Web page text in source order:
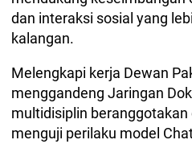
dan interaksi sosial yang
kalangan.
Melengkapi kerja Dewan
menggandeng Jaringan
multidisiplin
menguji perilaku model